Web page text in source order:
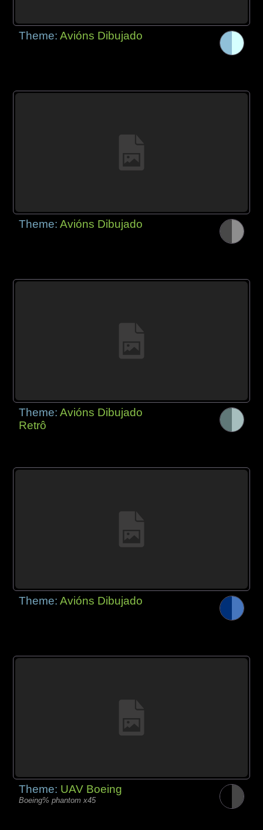
Theme:Avións Dibujado
Theme:Avións Dibujado
Theme:Avións Dibujado
Retrô
Theme:Avións Dibujado
Theme: UAV Boeing
Boeing% phantom x45